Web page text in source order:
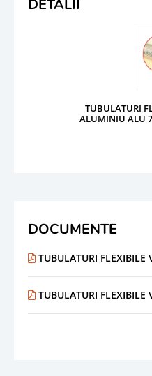
DETALII
TUBULATURI
ALUMINIU ALU
DOCUMENTE
TUBULATURI
TUBULATURI